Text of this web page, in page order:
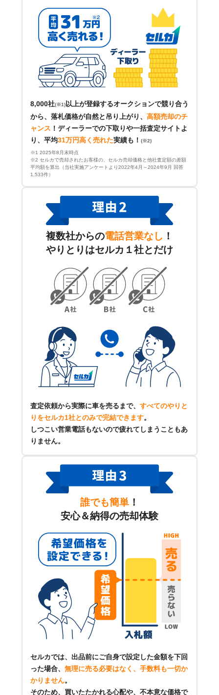
8,000社(※1) 以上が登録するオークションで競り合う
から、落札価格が自然と吊り上がり、 高額売却のチ
ャンス ！ ディーラーでの下取りや一括査定サイトよ
り、平均31万円高く売れた実績も！ (※2)
※1 2025年8月末時点
※2 セルカで売却されたお客様の、セルカ売却価格と他社査定額の差額
平均額を算出（当社実施アンケートより2022年4月～2024年9月 回答
1,533件）
複数社からの電話営業なし ！
やりとりはセルカ１社とだけ
査定依頼から実際に車を売るまで、 すべてのやりと
りをセルカ1社とのみで完結できます。
しつこい営業電話もないので疲れてしまうこともあ
りません。
誰でも簡単 ！
安心＆納得の売却体験
セルカでは、出品前にご自身で設定した金額を下回
った場合、 無理に売る必要はなく、手数料も一切か
かりません。
そのため、買いたたかれる心配や、不本意な価格で